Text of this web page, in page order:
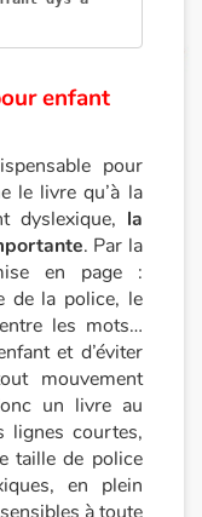
enfant
pour
le livre qu’à la
dyslexique, la
. Par la
en page :
de la police, le
les mots…
et d’éviter
mouvement
un livre au
lignes courtes,
taille de police
en plein